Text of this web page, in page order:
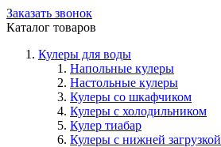
Заказать звонок
Каталог товаров
Кулеры для воды
Напольные кулеры
Настольные кулеры
Кулеры со шкафчиком
Кулеры с холодильником
Кулер тиабар
Кулеры с нижней загрузкой